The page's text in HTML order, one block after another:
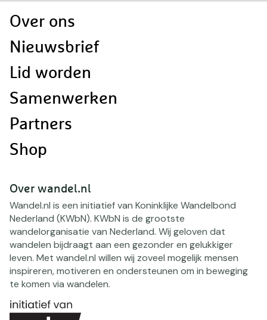
Doormat
Over ons
Nieuwsbrief
Lid worden
Samenwerken
Partners
Shop
Over wandel.nl
Wandel.nl is een initiatief van Koninklijke Wandelbond
Nederland (KWbN). KWbN is de grootste
wandelorganisatie van Nederland. Wij geloven dat
wandelen bijdraagt aan een gezonder en gelukkiger
leven. Met wandel.nl willen wij zoveel mogelijk mensen
inspireren, motiveren en ondersteunen om in beweging
te komen via wandelen.